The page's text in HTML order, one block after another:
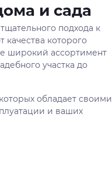
и сада
подхода к
которого
широкий ассортимент
участка до
обладает своими
и ваших